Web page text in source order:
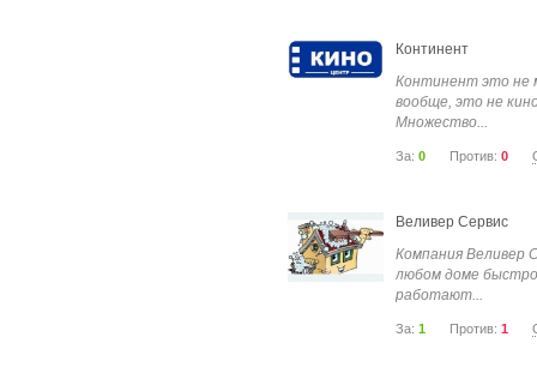
Континент
Континент это не
вообще, это не
Множество...
За: 0 Против: 0
Веливер Сервис
Компания Веливер
любом доме
работают...
За: 1 Против: 1